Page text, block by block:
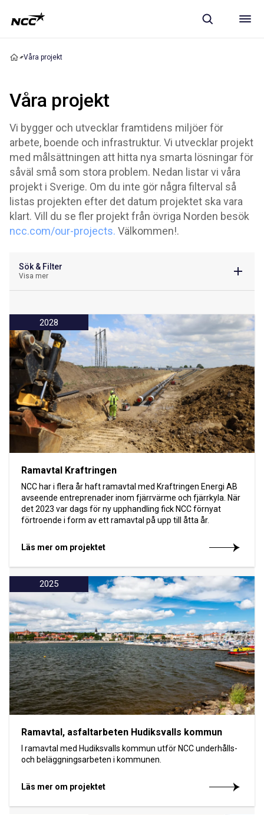
Våra projekt
Våra projekt
Vi bygger och utvecklar framtidens miljöer för
arbete, boende och infrastruktur. Vi utvecklar projekt
med målsättningen att hitta nya smarta lösningar för
såväl små som stora problem. Nedan listar vi våra
projekt i Sverige. Om du inte gör några filterval så
listas projekten efter det datum projektet ska vara
klart. Vill du se fler projekt från övriga Norden besök
ncc.com/our-projects. Välkommen!.
Sök & Filter
Visa mer
2028
Ramavtal Kraftringen
NCC har i flera år haft ramavtal med Kraftringen Energi AB
avseende entreprenader inom fjärrvärme och fjärrkyla. När
det 2023 var dags för ny upphandling fick NCC förnyat
förtroende i form av ett ramavtal på upp till åtta år.
Läs mer om projektet
2025
Ramavtal, asfaltarbeten Hudiksvalls kommun
I ramavtal med Hudiksvalls kommun utför NCC underhålls-
och beläggningsarbeten i kommunen.
Läs mer om projektet